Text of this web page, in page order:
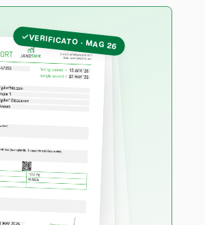
VERIFICATO · MAG 26